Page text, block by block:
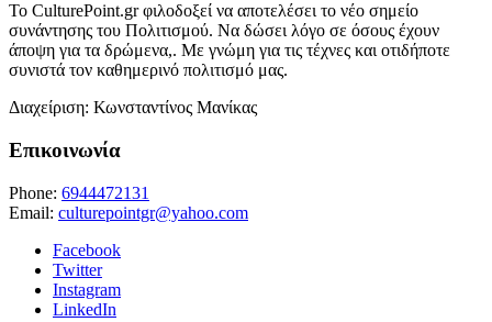
Το CulturePoint.gr φιλοδοξεί να αποτελέσει το νέο σημείο
συνάντησης του Πολιτισμού. Να δώσει λόγο σε όσους έχουν
άποψη για τα δρώμενα,. Με γνώμη για τις τέχνες και οτιδήποτε
συνιστά τον καθημερινό πολιτισμό μας.
Διαχείριση: Κωνσταντίνος Μανίκας
Επικοινωνία
Phone: 6944472131
Email: culturepointgr@yahoo.com
Facebook
Twitter
Instagram
LinkedIn